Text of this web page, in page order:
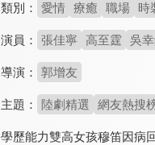
類別： 愛情 療癒 職場 時
演員： 張佳寧 高至霆 吳
導演： 郭增友
主題： 陸劇精選 網友熱搜
學歷能力雙高女孩穆笛因病